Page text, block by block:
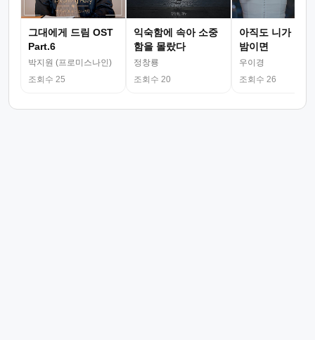
그대에게 드림 OST
Part.6
박지원 (프로미스나인)
조회수 25
익숙함에 속아 소중
함을 몰랐다
정창룡
조회수 20
아직도 니가 그
밤이면
우이경
조회수 26